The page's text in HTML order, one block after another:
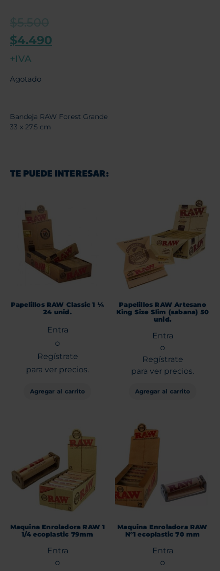
$4.490
+IVA
Agotado
Bandeja RAW Forest Grande
33 x 27.5 cm
TE PUEDE INTERESAR:
Papelillos RAW Classic 1 ¼
24 unid.
Entra
o
Regístrate
para ver precios.
Agregar al carrito
Papelillos RAW Artesano
King Size Slim (sabana) 50
unid.
Entra
o
Regístrate
para ver precios.
Agregar al carrito
Maquina Enroladora RAW 1
1/4 ecoplastic 79mm
Entra
o
Maquina Enroladora RAW
N°1 ecoplastic 70 mm
Entra
o